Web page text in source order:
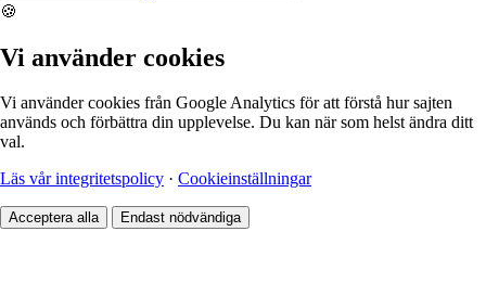
🍪
Vi använder cookies
Vi använder cookies från Google Analytics för att förstå hur sajten
används och förbättra din upplevelse. Du kan när som helst ändra ditt
val.
Läs vår integritetspolicy · Cookieinställningar
Acceptera alla Endast nödvändiga